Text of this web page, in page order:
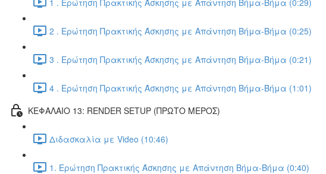
2 . Ερώτηση Πρακτικής Άσκησης με Απάντηση Βήμα-Βήμα (0:25)
3 . Ερώτηση Πρακτικής Άσκησης με Απάντηση Βήμα-Βήμα (0:21)
4 . Ερώτηση Πρακτικής Άσκησης με Απάντηση Βήμα-Βήμα (1:01)
ΚΕΦΑΛΑΙΟ 13: RENDER SETUP (ΠΡΩΤΟ ΜΕΡΟΣ)
Διδασκαλία με Video (10:46)
1. Ερώτηση Πρακτικής Άσκησης με Απάντηση Βήμα-Βήμα (0:40)